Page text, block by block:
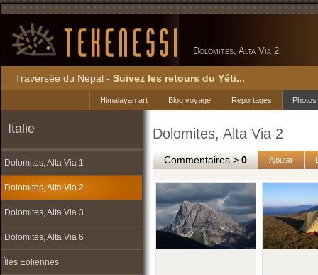
Dolomites, Alta Via 2
Traversée du Népal - Suivez les retours du Yéti...
Photos
Reportages
Blog voyage
Himalayan art
Italie
Dolomites, Alta Via 1
Dolomites, Alta Via 2
Dolomites, Alta Via 3
Dolomites, Alta Via 6
Îles Eoliennes
Dolomites, Alta Via 2
Commentaires >0 Ajouter